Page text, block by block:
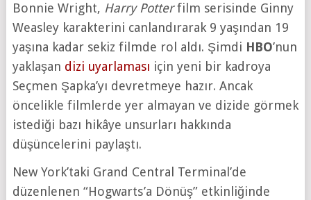
Bonnie Wright, Harry Potterfilm serisinde Ginny
Weasley karakterini canlandırarak 9 yaşından 19
yaşına kadar sekiz filmde rol aldı. Şimdi HBO’nun
yaklaşan dizi uyarlaması için yeni bir kadroya
Seçmen Şapka’yı devretmeye hazır. Ancak
öncelikle filmlerde yer almayan ve dizide görmek
istediği bazı hikâye unsurları hakkında
düşüncelerini paylaştı.
New York’taki Grand Central Terminal’de
düzenlenen “Hogwarts’a Dönüş” etkinliğinde